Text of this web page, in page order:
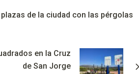
de la ciudad con las pérgolas
en la Cruz
de San Jorge